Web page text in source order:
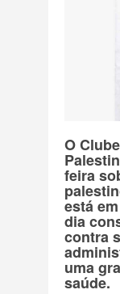
Povo
AÇÕES
Clube
Doe
Eventos
O
feira
está
dia
contra
uma
saúde.